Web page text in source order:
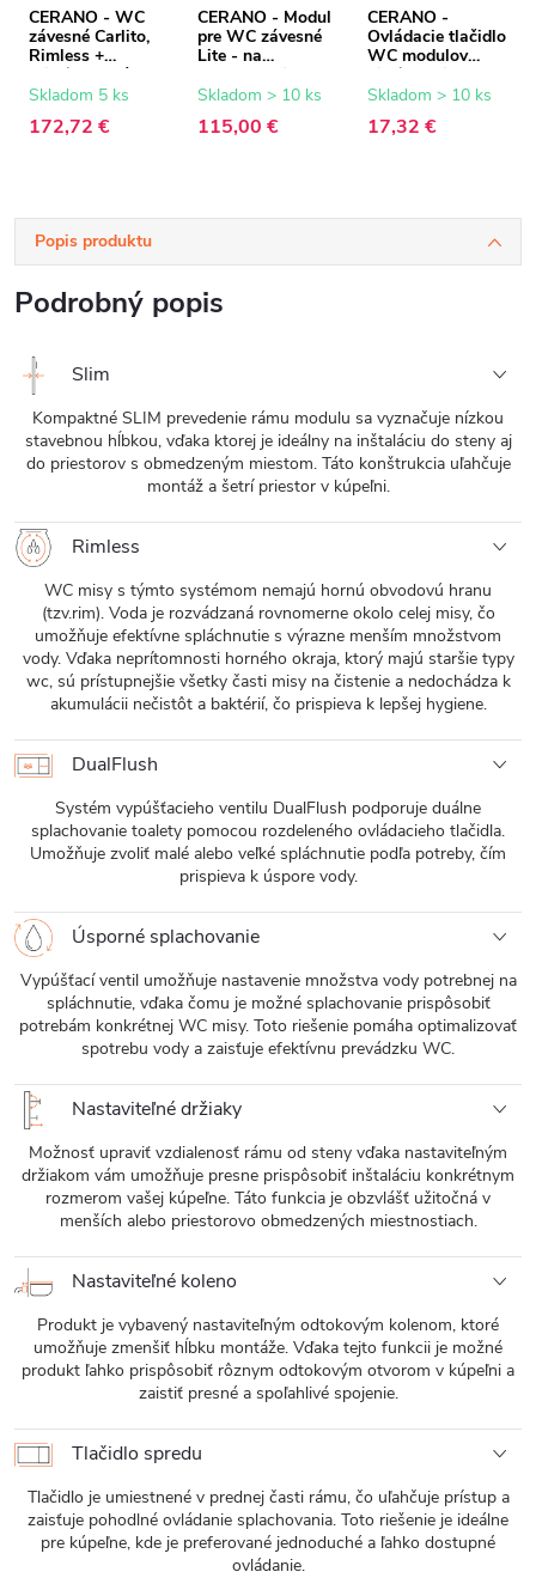
CERANO - WC
závesné Carlito,
Rimless +
Slim/UF sedátko -
biela lesklá -
Skladom 5 ks
172,72 €
CERANO - Modul
pre WC závesné
Lite - na
47x76,7 cm
Skladom > 10 ks
115,00 €
CERANO -
Ovládacie tlačidlo
WC modulov
Lite/Classic - ABS
- biela
Skladom > 10 ks
17,32 €
Popis produktu
Podrobný popis
Slim
Kompaktné SLIM prevedenie rámu modulu sa vyznačuje nízkou
stavebnou hĺbkou, vďaka ktorej je ideálny na inštaláciu do steny aj
do priestorov s obmedzeným miestom. Táto konštrukcia uľahčuje
montáž a šetrí priestor v kúpeľni.
Rimless
WC misy s týmto systémom nemajú hornú obvodovú hranu
(tzv.rim). Voda je rozvádzaná rovnomerne okolo celej misy, čo
umožňuje efektívne spláchnutie s výrazne menším množstvom
vody. Vďaka neprítomnosti horného okraja, ktorý majú staršie typy
wc, sú prístupnejšie všetky časti misy na čistenie a nedochádza k
akumulácii nečistôt a baktérií, čo prispieva k lepšej hygiene.
DualFlush
Systém vypúšťacieho ventilu DualFlush podporuje duálne
splachovanie toalety pomocou rozdeleného ovládacieho tlačidla.
Umožňuje zvoliť malé alebo veľké spláchnutie podľa potreby, čím
prispieva k úspore vody.
Úsporné splachovanie
Vypúšťací ventil umožňuje nastavenie množstva vody potrebnej na
spláchnutie, vďaka čomu je možné splachovanie prispôsobiť
potrebám konkrétnej WC misy. Toto riešenie pomáha optimalizovať
spotrebu vody a zaisťuje efektívnu prevádzku WC.
Nastaviteľné držiaky
Možnosť upraviť vzdialenosť rámu od steny vďaka nastaviteľným
držiakom vám umožňuje presne prispôsobiť inštaláciu konkrétnym
rozmerom vašej kúpeľne. Táto funkcia je obzvlášť užitočná v
menších alebo priestorovo obmedzených miestnostiach.
Nastaviteľné koleno
Produkt je vybavený nastaviteľným odtokovým kolenom, ktoré
umožňuje zmenšiť hĺbku montáže. Vďaka tejto funkcii je možné
produkt ľahko prispôsobiť rôznym odtokovým otvorom v kúpeľni a
zaistiť presné a spoľahlivé spojenie.
Tlačidlo spredu
Tlačidlo je umiestnené v prednej časti rámu, čo uľahčuje prístup a
zaisťuje pohodlné ovládanie splachovania. Toto riešenie je ideálne
pre kúpeľne, kde je preferované jednoduché a ľahko dostupné
ovládanie.